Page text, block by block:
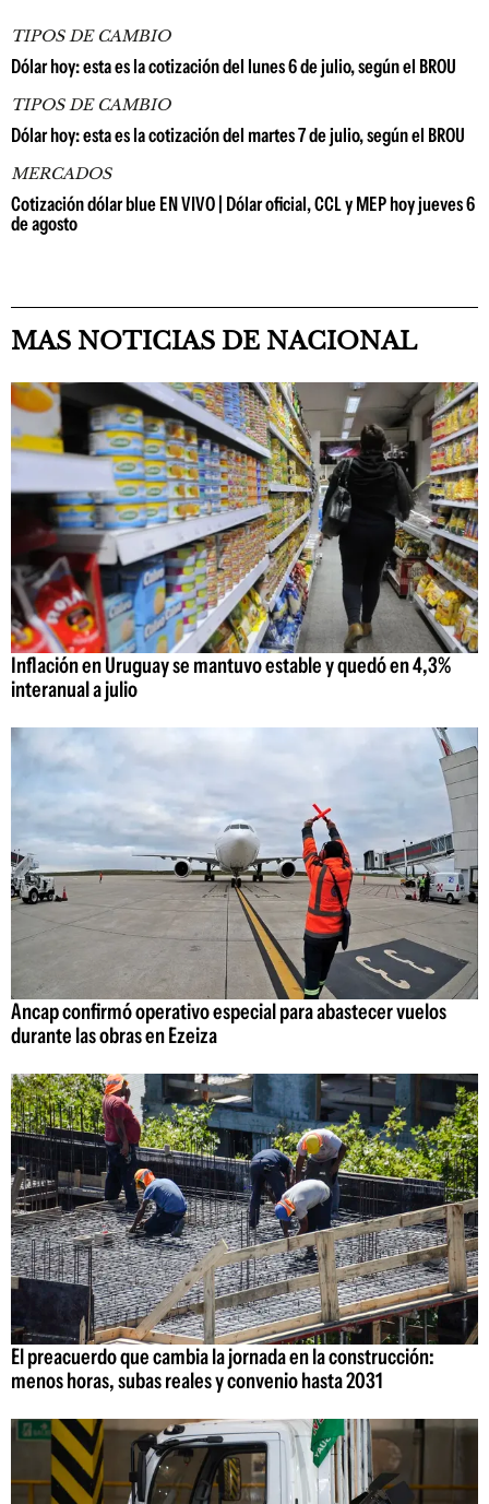
TIPOS DE CAMBIO
Dólar hoy: esta es la cotización del lunes 6 de julio, según el BROU
TIPOS DE CAMBIO
Dólar hoy: esta es la cotización del martes 7 de julio, según el BROU
MERCADOS
Cotización dólar blue EN VIVO | Dólar oficial, CCL y MEP hoy jueves 6
de agosto
MAS NOTICIAS DE NACIONAL
Inflación en Uruguay se mantuvo estable y quedó en 4,3%
interanual a julio
Ancap confirmó operativo especial para abastecer vuelos
durante las obras en Ezeiza
El preacuerdo que cambia la jornada en la construcción:
menos horas, subas reales y convenio hasta 2031